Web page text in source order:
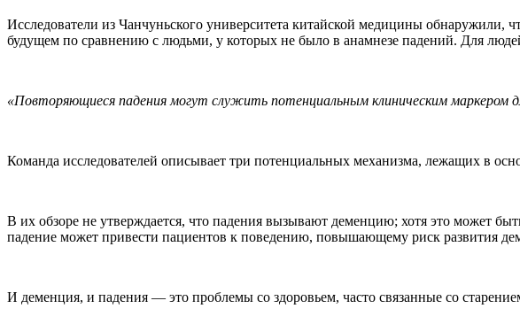
Исследователи из Чанчуньского университета китайской медицины обнаружили,
будущем по сравнению с людьми, у которых не было в анамнезе падений. Для
«Повторяющиеся падения могут служить потенциальным клиническим маркером
Команда исследователей описывает три потенциальных механизма, лежащих в
В их обзоре не утверждается, что падения вызывают деменцию; хотя это может
падение может привести пациентов к поведению, повышающему риск развития
И деменция, и падения — это проблемы со здоровьем, часто связанные со